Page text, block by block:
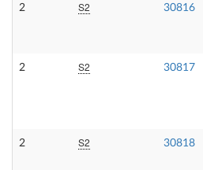
2 S2 30816
2 S2 30817
2 S2 30818